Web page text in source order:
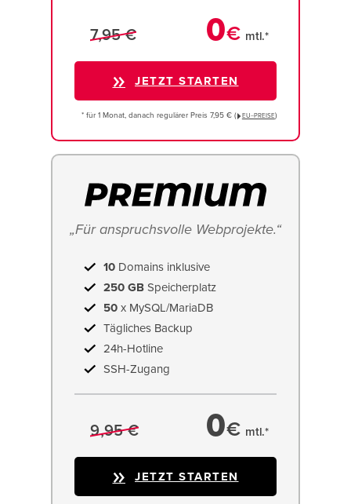
7,95 € 0€ mtl.*
JETZT STARTEN
* für 1 Monat, danach regulärer Preis 7,95 € ( EU−PREISE)
„Für anspruchsvolle Webprojekte.“
10 Domains inklusive
250 GB Speicherplatz
50 x MySQL/MariaDB
Tägliches Backup
24h-Hotline
SSH-Zugang
9,95 € 0€ mtl.*
JETZT STARTEN